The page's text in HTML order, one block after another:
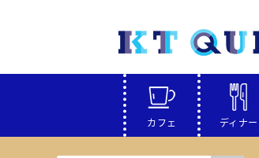
カフェ ディナー